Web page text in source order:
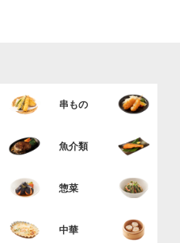
串もの
魚介類
惣菜
中華